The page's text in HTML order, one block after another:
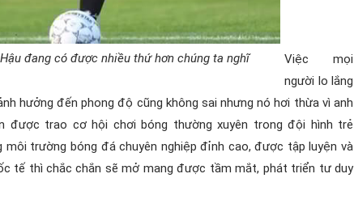
đang có được nhiều thứ hơn chúng ta nghĩ
Việc mọi
người lo lắng
hưởng đến phong độ cũng không sai nhưng nó hơi thừa vì anh
trao cơ hội chơi bóng thường xuyên trong đội hình trẻ
trường bóng đá chuyên nghiệp đỉnh cao, được tập luyện và
tế thì chắc chắn sẽ mở mang được tầm mắt, phát triển tư duy